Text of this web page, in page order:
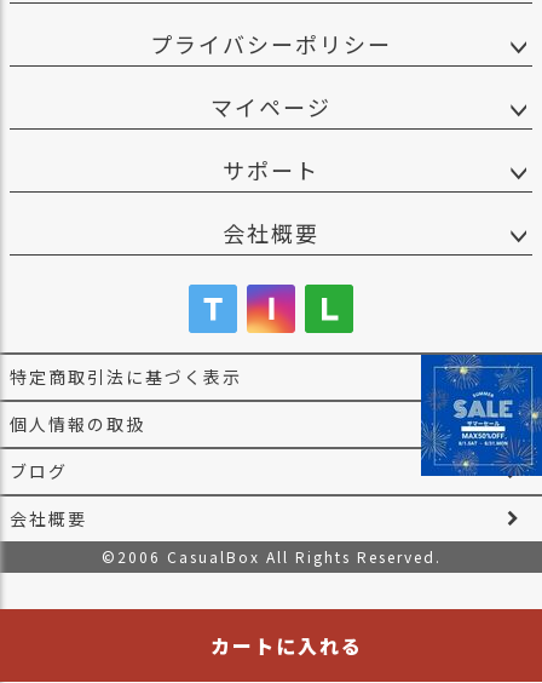
カートに入れる
プライバシーポリシー
マイページ
サポート
会社概要
特定商取引法に基づく表示
個人情報の取扱
ブログ
会社概要
©2006 CasualBox All Rights Reserved.